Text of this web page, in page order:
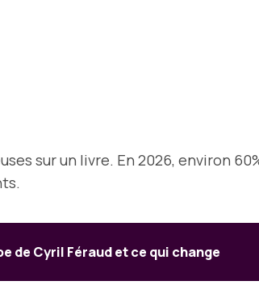
sur un livre. En 2026, environ
de Cyril Féraud et ce qui change